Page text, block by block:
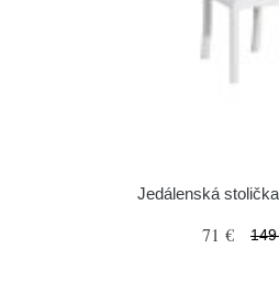
Jedálenská
71 €